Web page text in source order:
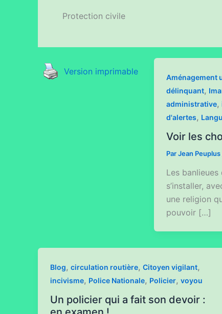
Protection civile
Version imprimable
Aménagement
délinquant,
administrative,
d'alertes,
Voir les
ParJean Peuplus
Les
s’installer,
une religion
pouvoir […]
Blog, circulation routière, Citoyen vigilant,
incivisme, Police Nationale, Policier, voyou
Un policier qui a fait son devoir :